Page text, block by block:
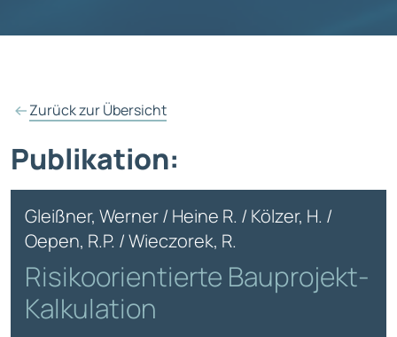
Zurück zur Übersicht
Publikation:
Gleißner, Werner / Heine R. / Kölzer, H. /
Oepen, R.P. / Wieczorek, R.
Risikoorientierte Bauprojekt-
Kalkulation